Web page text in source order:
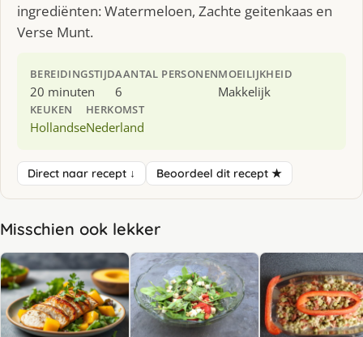
ingrediënten: Watermeloen, Zachte geitenkaas en
Verse Munt.
BEREIDINGSTIJD
20 minuten
AANTAL PERSONEN
6
MOEILIJKHEID
Makkelijk
KEUKEN
Hollandse
HERKOMST
Nederland
Direct naar recept ↓ Beoordeel dit recept ★
Misschien ook lekker